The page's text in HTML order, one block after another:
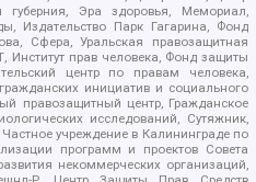
Эра здоровья, Мемориал,
Издательство Парк Гагарина, Фонд
Сфера, Уральская правозащитная
прав человека, Фонд защиты
центр по правам человека,
инициатив и социального
правозащитный центр, Гражданское
исследований, Сутяжник,
учреждение в Калининграде по
программ и проектов Совета
некоммерческих организаций,